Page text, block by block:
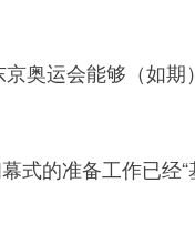
运会能够（如期
的准备工作已经“